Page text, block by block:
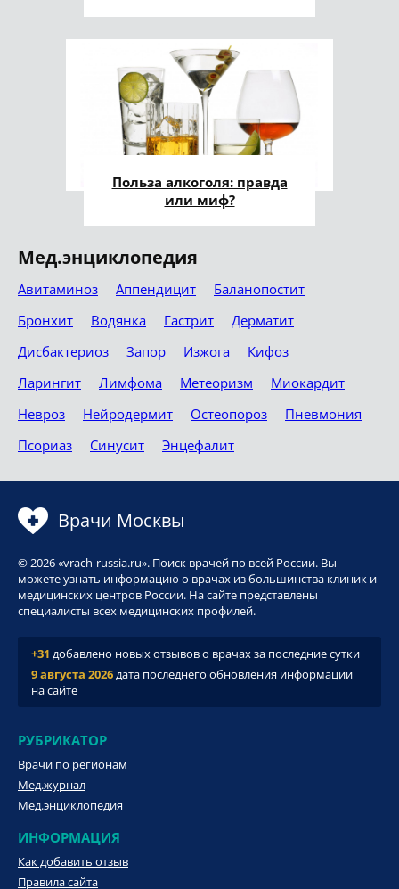
Польза алкоголя: правда
или миф?
Мед.энциклопедия
Авитаминоз Аппендицит
Баланопостит
Бронхит
Водянка Гастрит
Дерматит
Дисбактериоз
Запор Изжога
Кифоз
Ларингит
Лимфома Метеоризм
Миокардит
Невроз
Нейродермит Остеопороз
Пневмония
Псориаз
Синусит Энцефалит
Врачи Москвы
© 2026 «vrach-russia.ru». Поиск врачей по всей России. Вы
можете узнать информацию о врачах из большинства клиник и
медицинских центров России. На сайте представлены
специалисты всех медицинских профилей.
+31 добавлено новых отзывов о врачах за последние сутки
9 августа 2026дата последнего обновления информации
на сайте
РУБРИКАТОР
Врачи по регионам
Мед.журнал
Мед.энциклопедия
ИНФОРМАЦИЯ
Как добавить отзыв
Правила сайта